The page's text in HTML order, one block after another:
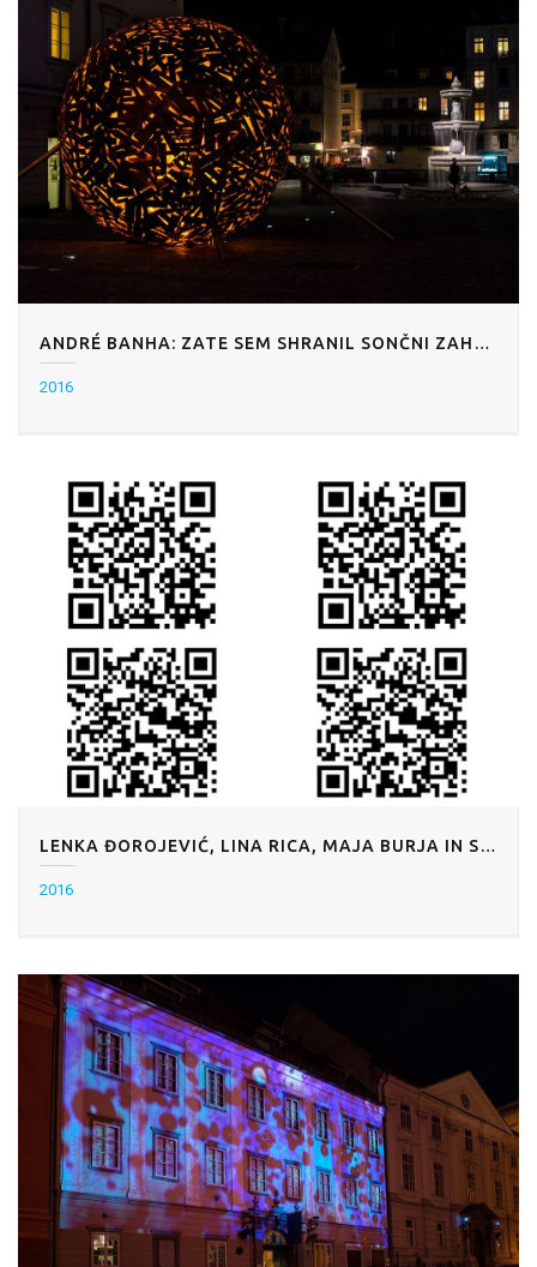
ANDRÉ BANHA: ZATE SEM SHRANIL SONČNI ZAHOD
2016
LENKA ĐOROJEVIĆ, LINA RICA, MAJA BURJA IN STAŠ VRENKO: KODA KUP
2016